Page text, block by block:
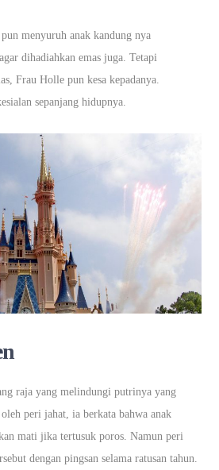
menyuruh anak kandung nya
dihadiahkan emas juga. Tetapi
Frau Holle pun kesa kepadanya.
sepanjang hidupnya.
raja yang melindungi putrinya yang
peri jahat, ia berkata bahwa anak
mati jika tertusuk poros. Namun peri
dengan pingsan selama ratusan tahun.